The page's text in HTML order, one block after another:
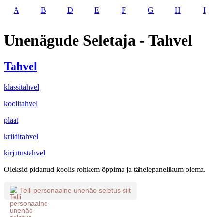
A B D E F G H I
Unenägude Seletaja - Tahvel
Tahvel
klassitahvel
koolitahvel
plaat
kriiditahvel
kirjutustahvel
Oleksid pidanud koolis rohkem õppima ja tähelepanelikum olema.
Telli personaalne unenäo seletus siit